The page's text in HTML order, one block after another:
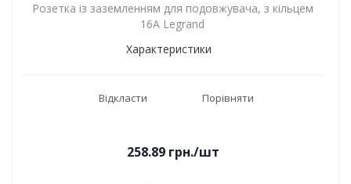
Розетка із заземленням для подовжувача, з кільцем
16А Legrand
Характеристики
Відкласти Порівняти
258.89грн./шт